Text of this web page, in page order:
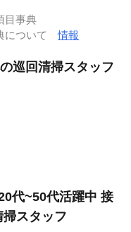
目事典
について情報
巡回清掃スタッフ
代~50代活躍中 接
スタッフ